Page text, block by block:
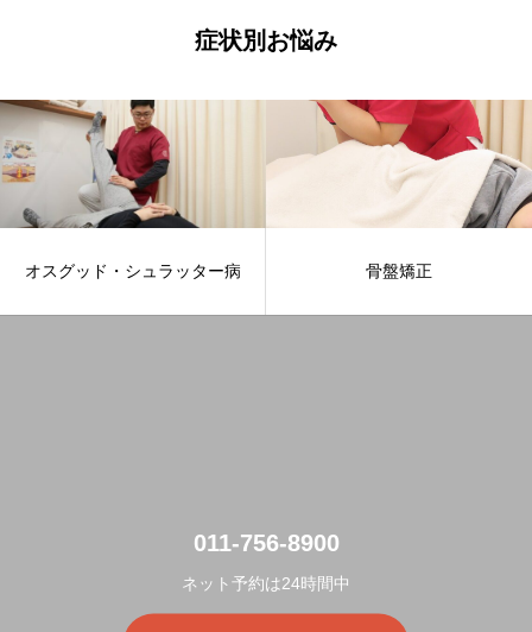
症状別お悩み
オスグッド・シュラッター病 骨盤矯正
011-756-8900
ネット予約は24時間中